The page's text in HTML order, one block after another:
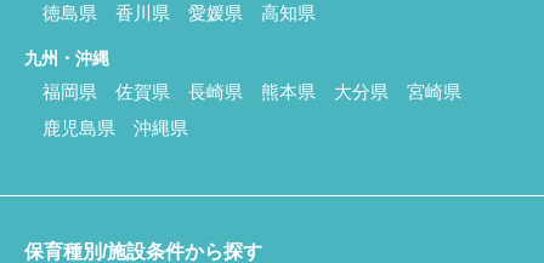
徳島県 香川県 愛媛県 高知県
九州・沖縄
福岡県 佐賀県 長崎県 熊本県 大分県
宮崎県
鹿児島県
沖縄県
保育種別/施設条件から探す